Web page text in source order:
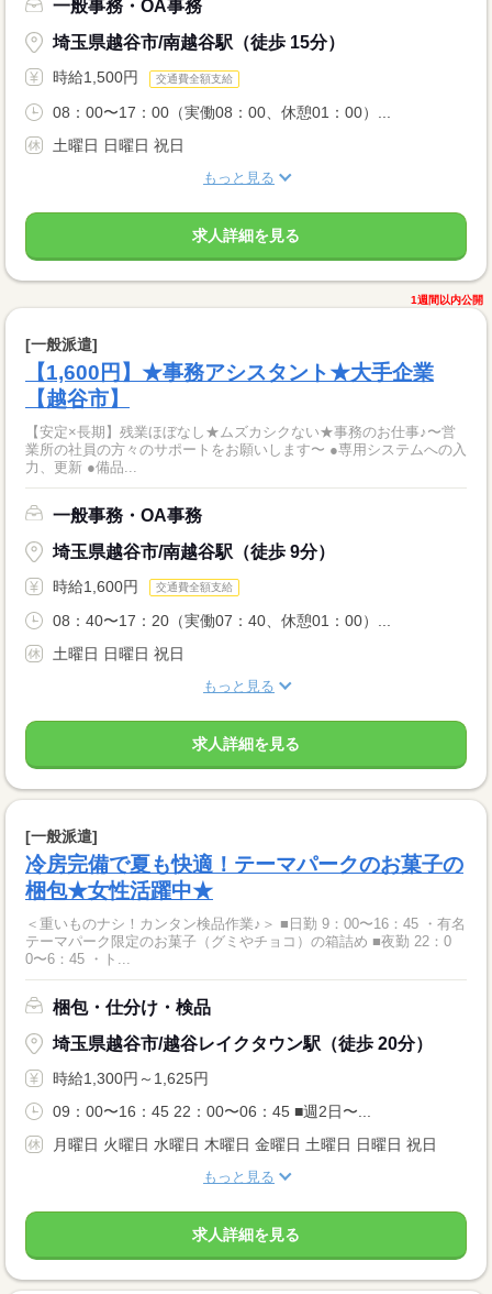
一般事務・OA事務
埼玉県越谷市/南越谷駅（徒歩 15分）
時給1,500円 交通費全額支給
08：00〜17：00（実働08：00、休憩01：00）...
土曜日 日曜日 祝日
もっと見る
求人詳細を見る
1週間以内公開
[一般派遣]
【1,600円】★事務アシスタント★大手企業
【越谷市】
【安定×長期】残業ほぼなし★ムズカシクない★事務のお仕事♪〜営
業所の社員の方々のサポートをお願いします〜 ●専用システムへの入
力、更新 ●備品...
一般事務・OA事務
埼玉県越谷市/南越谷駅（徒歩 9分）
時給1,600円 交通費全額支給
08：40〜17：20（実働07：40、休憩01：00）...
土曜日 日曜日 祝日
もっと見る
求人詳細を見る
[一般派遣]
冷房完備で夏も快適！テーマパークのお菓子の
梱包★女性活躍中★
＜重いものナシ！カンタン検品作業♪＞ ■日勤 9：00〜16：45 ・有名
テーマパーク限定のお菓子（グミやチョコ）の箱詰め ■夜勤 22：0
0〜6：45 ・ト...
梱包・仕分け・検品
埼玉県越谷市/越谷レイクタウン駅（徒歩 20分）
時給1,300円～1,625円
09：00〜16：45 22：00〜06：45 ■週2日〜...
月曜日 火曜日 水曜日 木曜日 金曜日 土曜日 日曜日 祝日
もっと見る
求人詳細を見る